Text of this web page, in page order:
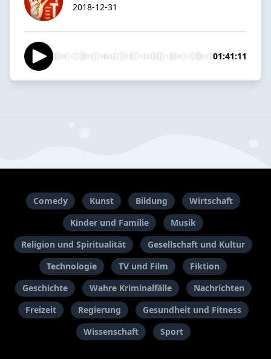
2018-12-31
01:41:11
Comedy Kunst Bildung
Wirtschaft
Kinder und Familie
Musik
Religion und Spiritualität
Gesellschaft und Kultur
Technologie
TV und Film
Fiktion
Geschichte
Wahre Kriminalfälle
Nachrichten
Freizeit
Regierung
Gesundheit und Fitness
Wissenschaft
Sport